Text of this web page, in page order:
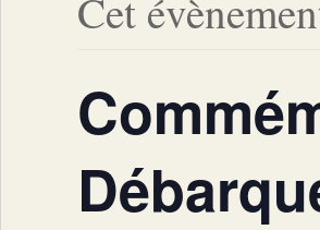
Cet